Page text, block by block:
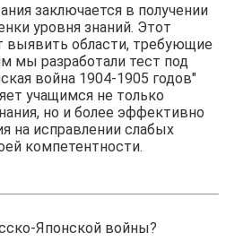
заключается в получении
уровня знаний. Этот
выявить области, требующие
мы разработали тест под
война 1904-1905 годов"
учащимся не только
но и более эффективно
на исправлении слабых
компетентности.
Японской войны?